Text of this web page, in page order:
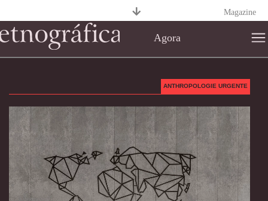
Agora
ANTHROPOLOGIE URGENTE
Magazine